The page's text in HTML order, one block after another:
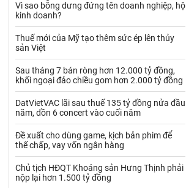
Khí đốt
Kim loại khác Mắc ca
Muối
Nhựa - Hạt nhựa
Palladium Phân bón
Rau - Củ -Quả Sắt thép
Sữa
Vì sao bỗng dưng đứng tên doanh nghiệp, hộ
kinh doanh?
Thuế mới của Mỹ tạo thêm sức ép lên thủy
sản Việt
Sau tháng 7 bán ròng hơn 12.000 tỷ đồng,
khối ngoại đảo chiều gom hơn 2.000 tỷ đồng
DatVietVAC lãi sau thuế 135 tỷ đồng nửa đầu
năm, dồn 6 concert vào cuối năm
Đề xuất cho dùng game, kịch bản phim để
thế chấp, vay vốn ngân hàng
Chủ tịch HĐQT Khoáng sản Hưng Thịnh phải
nộp lại hơn 1.500 tỷ đồng